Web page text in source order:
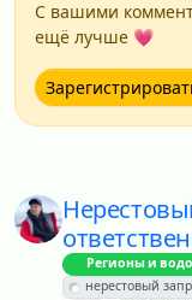
С вашими
ещё лучше 💗
Регионы и
нерестовый запр